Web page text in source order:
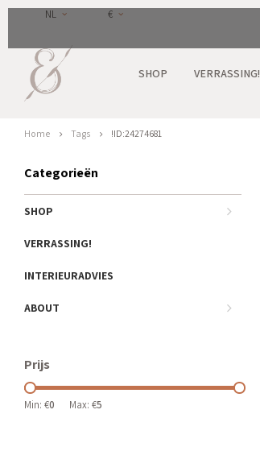
NL €
SHOP VERRASSING!
Home Tags !ID:24274681
Categorieën
SHOP
VERRASSING!
INTERIEURADVIES
ABOUT
Prijs
Min: €0 Max: €5